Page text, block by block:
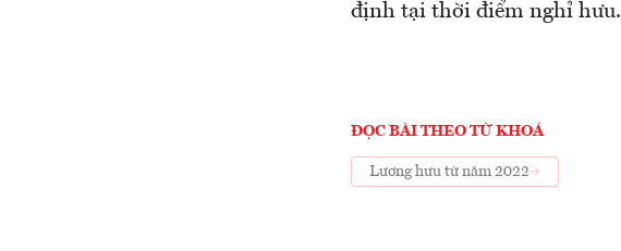
định tại thời điểm nghỉ hưu.
ĐỌC BÀI THEO TỪ KHOÁ
Lương hưu từ năm 2022